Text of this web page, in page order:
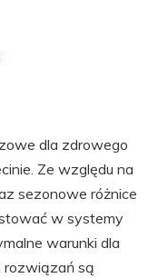
dla zdrowego
Ze względu na
sezonowe różnice
w systemy
warunki dla
rozwiązań są